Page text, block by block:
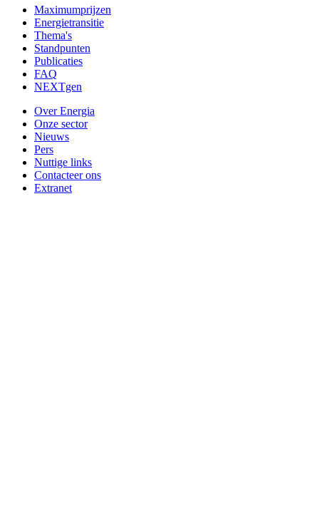
Maximumprijzen
Energietransitie
Thema's
Standpunten
Publicaties
FAQ
NEXTgen
Over Energia
Onze sector
Nieuws
Pers
Nuttige links
Contacteer ons
Extranet